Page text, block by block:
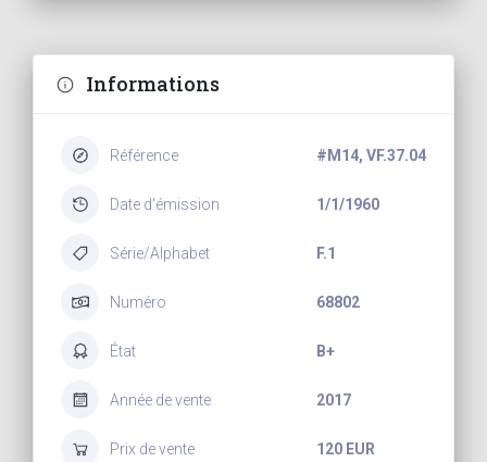
Informations
Référence #M14, VF.37.04
Date d'émission 1/1/1960
Série/Alphabet F.1
Numéro 68802
État B+
Année de vente 2017
Prix de vente 120 EUR